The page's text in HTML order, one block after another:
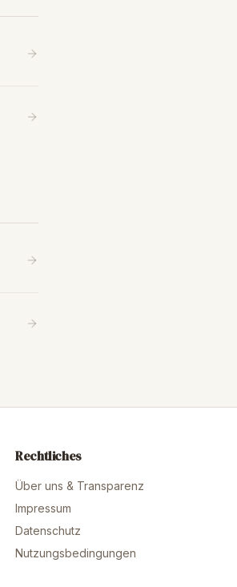
Rechtliches
Über uns & Transparenz
Impressum
Datenschutz
Nutzungsbedingungen